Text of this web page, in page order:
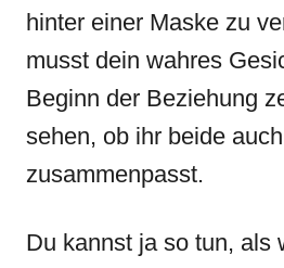
hinter einer Maske zu
musst dein wahres
Beginn der Beziehung
sehen, ob ihr beide
zusammenpasst.
Du kannst ja so tun, als